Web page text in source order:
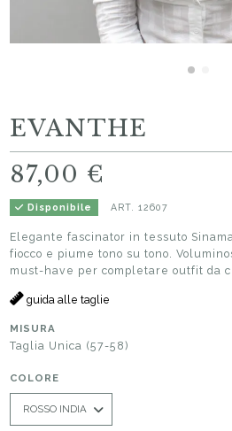
EVANTHE
87,00 €
Disponibile ART. 12607
Elegante fascinator in tessuto
fiocco e piume tono su tono.
must-have per completare outfit da
guida alle taglie
MISURA
Taglia Unica (57-58)
COLORE